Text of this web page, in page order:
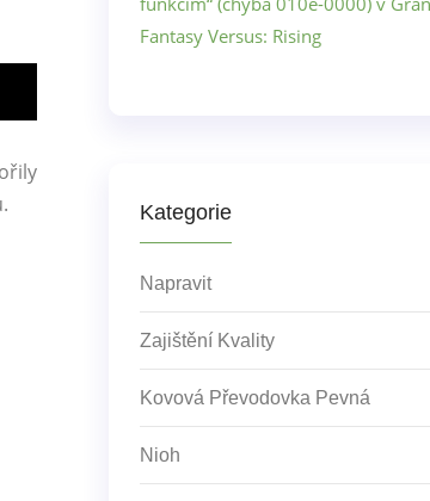
Fantasy Versus: Rising
Kategorie
Napravit
Zajištění Kvality
Kovová Převodovka Pevná
Nioh